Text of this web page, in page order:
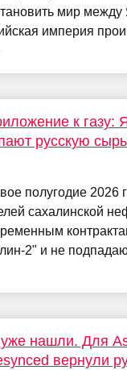
мир
империя
к газу:
русскую
полугодие 2026
сахалинской
2" и не
нашли. Для
вернули